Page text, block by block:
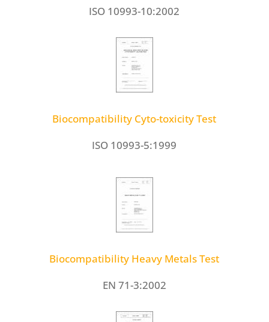
ISO 10993-10:2002
Biocompatibility Cyto-toxicity Test
ISO 10993-5:1999
Biocompatibility Heavy Metals Test
EN 71-3:2002